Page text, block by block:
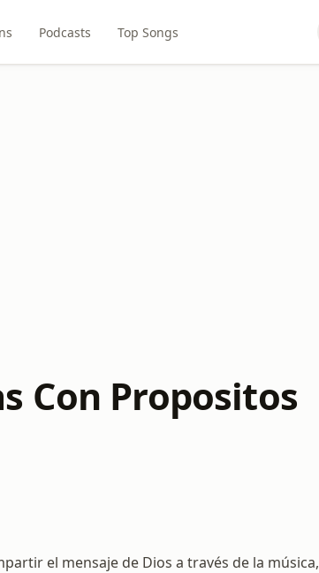
Podcasts Top Songs
Con Propositos
el mensaje de Dios a través de la música,